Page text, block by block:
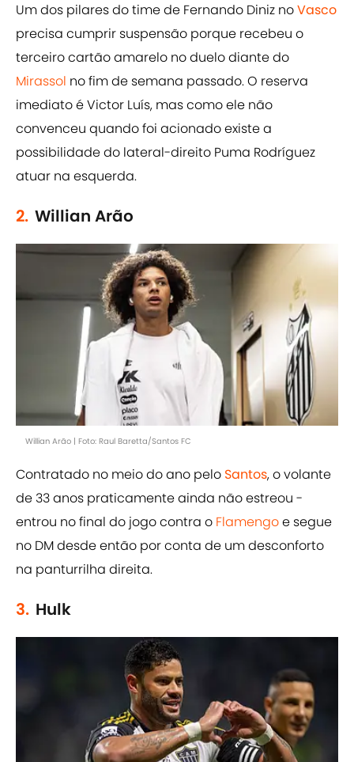
Um dos pilares do time de Fernando Diniz noVasco
precisa cumprir suspensão porque recebeu o
terceiro cartão amarelo no duelo diante do
Mirassol no fim de semana passado. O reserva
imediato é Victor Luís, mas como ele não
convenceu quando foi acionado existe a
possibilidade do lateral-direito Puma Rodríguez
atuar na esquerda.
2. Willian Arão
Willian Arão | Foto: Raul Baretta/Santos FC
Contratado no meio do ano pelo Santos, o volante
de 33 anos praticamente ainda não estreou -
entrou no final do jogo contra o Flamengoe segue
no DM desde então por conta de um desconforto
na panturrilha direita.
3. Hulk